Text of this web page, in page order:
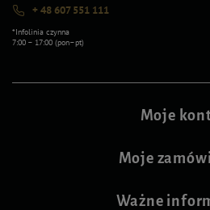
+ 48 607 551 111
*Infolinia czynna
7:00 – 17:00 (pon–pt)
Moje
Moje
Ważne